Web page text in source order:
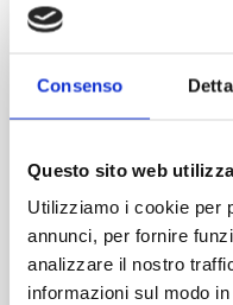
Consenso
Questo sito web
Utilizziamo i cookie per
annunci, per fornire
analizzare il nostro
informazioni sul modo
La festa di Santa
degli eventi religiosi
celebra la sua
riti religiosi, spettacoli
Santa Rosalia, detta la
secolo e scelse di
Pellegrino. La sua
1624, durante una
Palermo, le reliquie
TRANSFER
senza attesa